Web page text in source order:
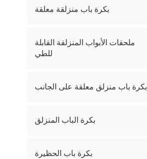
بكرة باب منزلقة معلقة
ملحقات الأبواب المنزلقة القابلة
للطي
بكرة باب منزلق معلقة على الجانب
بكرة الباب المنزلق
بكرة باب الحظيرة